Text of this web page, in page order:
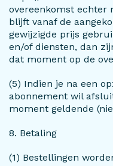
overeenkomst echter
blijft vanaf de
gewijzigde prijs
en/of diensten, dan
dat moment op de
(5) Indien je na een
abonnement wil
moment geldende
8. Betaling
(1) Bestellingen